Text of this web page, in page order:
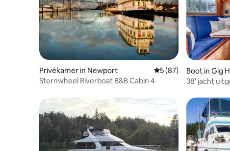
Privékamer in Newport Gemiddelde
5 (87)
Sternwheel Riverboat B&B Cabin 4
Boot in Gig
38' jacht